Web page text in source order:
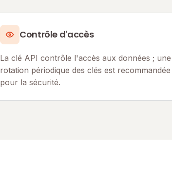
Contrôle d'accès
La clé API contrôle l'accès aux données ; une
rotation périodique des clés est recommandée
pour la sécurité.